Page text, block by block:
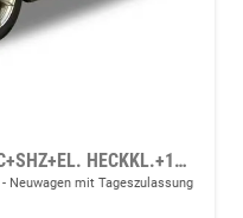
Basis KAMERA+ACC+NAVI+PDC+SHZ+EL. HECKKL.+17 LM
Neuwagen mit Tageszulassung